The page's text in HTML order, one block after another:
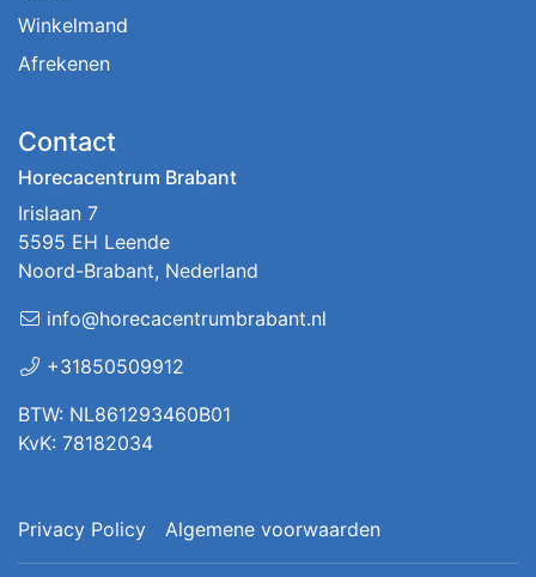
Winkelmand
Afrekenen
Contact
Horecacentrum Brabant
Irislaan 7
5595 EH Leende
Noord-Brabant, Nederland
info@horecacentrumbrabant.nl
+31850509912
BTW: NL861293460B01
KvK: 78182034
Privacy Policy Algemene voorwaarden